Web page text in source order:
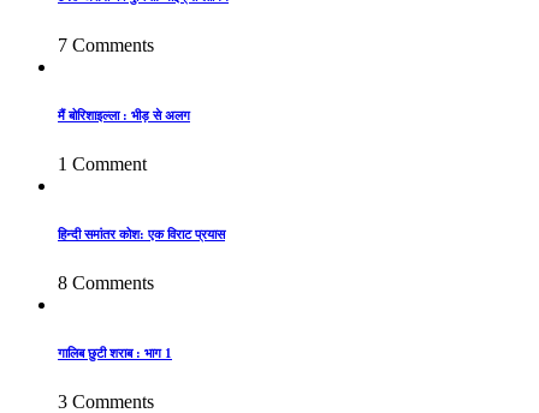
7 Comments
मैं बोरिशाइल्ला : भीड़ से अलग
1 Comment
हिन्दी समांतर कोश: एक विराट प्रयास
8 Comments
गालिब छुटी शराब : भाग 1
3 Comments